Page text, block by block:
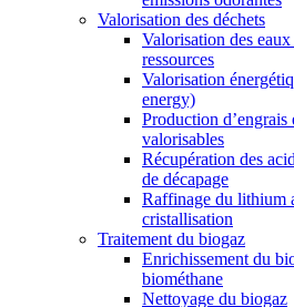
Valorisation des déchets
Valorisation des
ressources
Valorisation
energy)
Production d’engrais
valorisables
Récupération des
de décapage
Raffinage du lithium
cristallisation
Traitement du biogaz
Enrichissement du
biométhane
Nettoyage du biogaz